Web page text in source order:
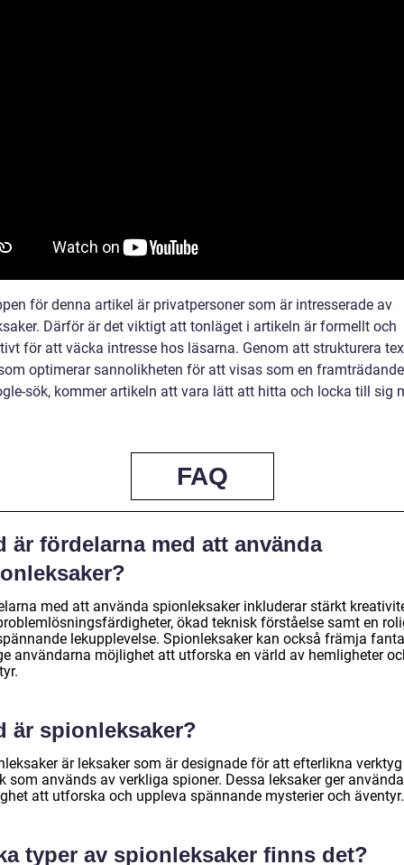
för denna artikel är privatpersoner som är intresserade av
Därför är det viktigt att tonläget i artikeln är formellt och
för att väcka intresse hos läsarna. Genom att strukturera
optimerar sannolikheten för att visas som en
sök, kommer artikeln att vara lätt att hitta och locka till sig
FAQ
är fördelarna med att använda
med att använda spionleksaker inkluderar stärkt
ökad teknisk förståelse samt en
lekupplevelse. Spionleksaker kan också främja
användarna möjlighet att utforska en värld av hemligheter
är spionleksaker?
är leksaker som är designade för att efterlikna
som används av verkliga spioner. Dessa leksaker ger
att utforska och uppleva spännande mysterier och äventyr.
typer av spionleksaker finns det?